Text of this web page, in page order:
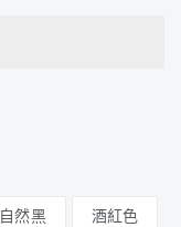
自然黑 酒紅色